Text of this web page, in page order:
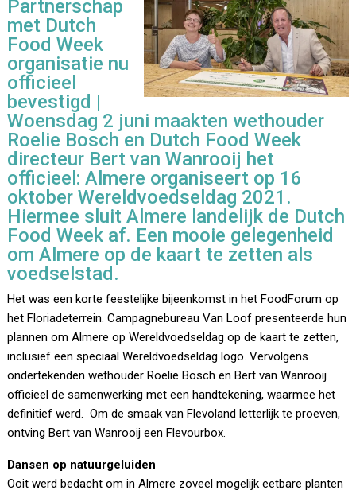
Partnerschap
met Dutch
Food Week
organisatie nu
officieel
bevestigd |
Woensdag 2 juni maakten wethouder
Roelie Bosch en Dutch Food Week
directeur Bert van Wanrooij het
officieel: Almere organiseert op 16
oktober Wereldvoedseldag 2021.
Hiermee sluit Almere landelijk de Dutch
Food Week af. Een mooie gelegenheid
om Almere op de kaart te zetten als
voedselstad.
Het was een korte feestelijke bijeenkomst in het FoodForum op
het Floriadeterrein. Campagnebureau Van Loof presenteerde hun
plannen om Almere op Wereldvoedseldag op de kaart te zetten,
inclusief een speciaal Wereldvoedseldag logo. Vervolgens
ondertekenden wethouder Roelie Bosch en Bert van Wanrooij
officieel de samenwerking met een handtekening, waarmee het
definitief werd. Om de smaak van Flevoland letterlijk te proeven,
ontving Bert van Wanrooij een Flevourbox.
Dansen op natuurgeluiden
Ooit werd bedacht om in Almere zoveel mogelijk eetbare planten